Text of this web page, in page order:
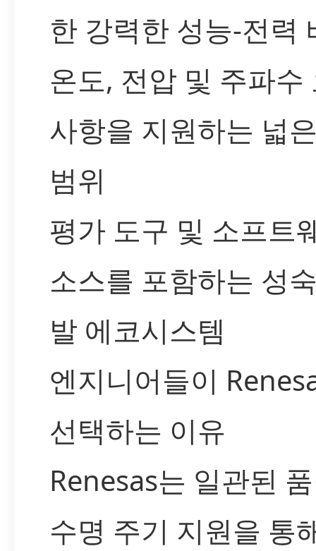
한 강력한 성능-전력
온도, 전압 및 주파수
사항을 지원하는 넓
범위
평가 도구 및 소프트
소스를 포함하는 성
발 에코시스템
엔지니어들이
선택하는 이유
Renesas는 일관된
수명 주기 지원을 통